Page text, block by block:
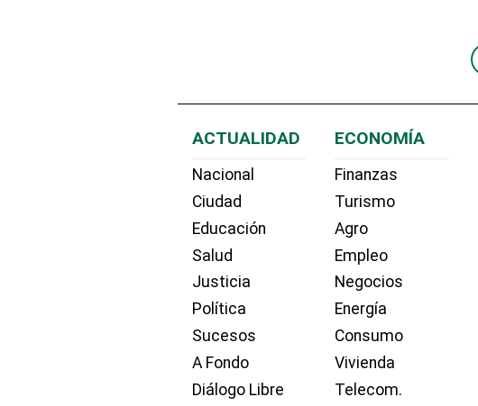
ACTUALIDAD
Nacional
Ciudad
Educación
Salud
Justicia
Política
Sucesos
A Fondo
Diálogo Libre
ECONOMÍA
Finanzas
Turismo
Agro
Empleo
Negocios
Energía
Consumo
Vivienda
Telecom.